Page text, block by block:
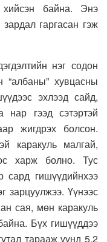
байна. Энэ
гаргасан гэж
нэг содон
хувцасны
эхлээд сайд,
нар гээд сэтэртэй
жигдрэх болсон.
каракуль малгай,
харж болно. Тус
сард гишүүдийнхээ
зарцуулжээ. Үүнээс
сая, мөн каракуль
Бүх гишүүддээ
тарааж үүнд 5,2